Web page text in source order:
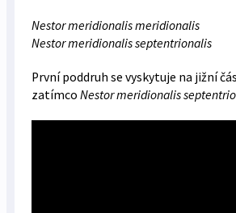
Nestor meridionalis meridionalis
Nestor meridionalis septentrionalis
První poddruh se vyskytuje na jižní
zatímco Nestor meridionalis